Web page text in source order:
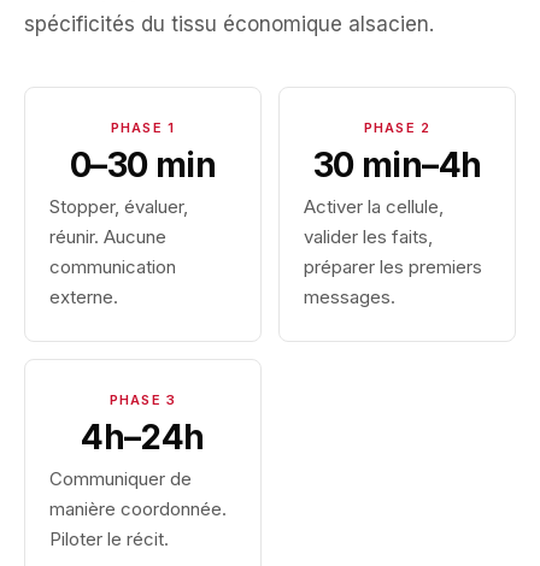
spécificités du tissu économique alsacien.
PHASE 1
0–30 min
Stopper, évaluer,
réunir. Aucune
communication
externe.
PHASE 2
30 min–4h
Activer la cellule,
valider les faits,
préparer les premiers
messages.
PHASE 3
4h–24h
Communiquer de
manière coordonnée.
Piloter le récit.